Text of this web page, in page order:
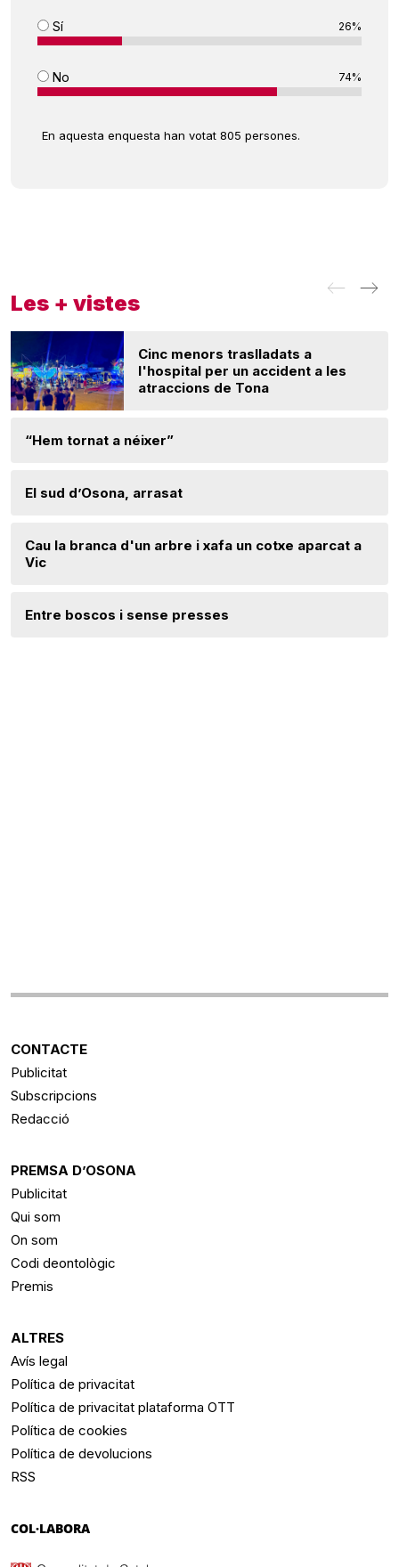
Sí 26%
No 74%
En aquesta enquesta han votat 805 persones.
Les + vistes
Cinc menors traslladats a
l'hospital per un accident a les
atraccions de Tona
“Hem tornat a néixer”
El sud d’Osona, arrasat
Cau la branca d'un arbre i xafa un cotxe aparcat a
Vic
Entre boscos i sense presses
CONTACTE
Publicitat
Subscripcions
Redacció
PREMSA D’OSONA
Publicitat
Qui som
On som
Codi deontològic
Premis
ALTRES
Avís legal
Política de privacitat
Política de privacitat plataforma OTT
Política de cookies
Política de devolucions
RSS
COL·LABORA